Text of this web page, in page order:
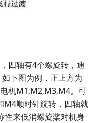
四轴有4个螺旋转，通
下图为例，正上方为
机M1,M2,M3,M4。可
M4顺时针旋转，四轴就
性来低消螺旋桨对机身